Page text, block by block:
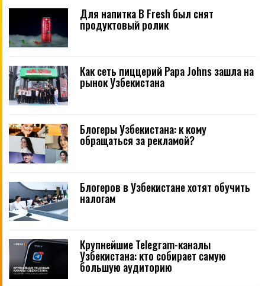
Для напитка B Fresh был снят
продуктовый ролик
Как сеть пиццерий Papa Johns зашла на
рынок Узбекистана
Блогеры Узбекистана: к кому
обращаться за рекламой?
Блогеров в Узбекистане хотят обучить
налогам
Крупнейшие Telegram-каналы
Узбекистана: кто собирает самую
большую аудиторию